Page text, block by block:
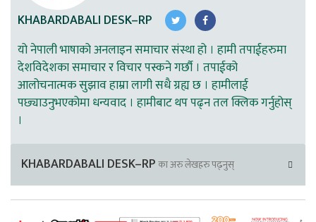
KHABARDABALI DESK–RP
यो नेपाली भाषाको अनलाइन समाचार संस्था हो । हामी तपाईहरुमा
देशविदेशका समाचार र विचार पस्कने गर्छौ । तपाईको
आलोचनात्मक सुझाव हाम्रा लागी सधै ग्रह्य छ । हामीलाई
पछ्याउनुभएकोमा धन्यवाद । हामीबाट थप पढ्न तल क्लिक गर्नुहोस्
।
KHABARDABALI DESK–RPका अरु लेखहरु पढ्नुस्